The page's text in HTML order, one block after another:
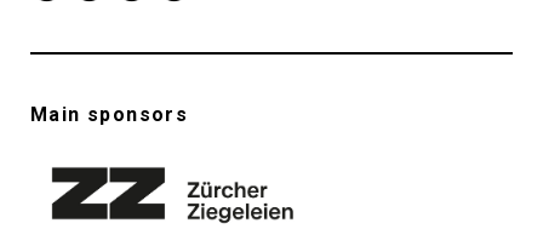
Main sponsors